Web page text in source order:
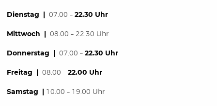
Dienstag | 07.00 – 22.30 Uhr
Mittwoch | 08.00 – 22.30 Uhr
Donnerstag | 07.00 – 22.30 Uhr
Freitag | 08.00 – 22.00 Uhr
Samstag | 10.00 – 19.00 Uhr